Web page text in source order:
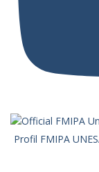
Profil FMIPA